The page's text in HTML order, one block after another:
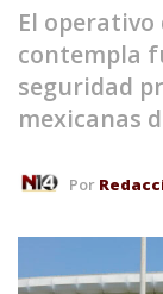
El
contempla
seguridad
mexicanas
Por